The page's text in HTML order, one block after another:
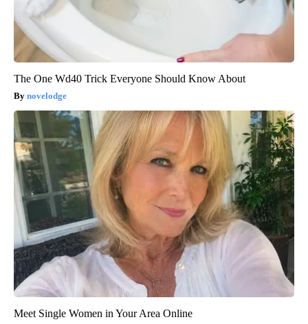
The One Wd40 Trick Everyone Should Know About
novelodge
Meet Single Women in Your Area Online